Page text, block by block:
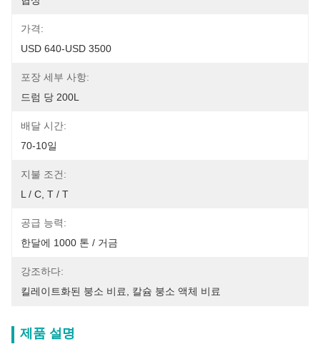
가격:
USD 640-USD 3500
포장 세부 사항:
드럼 당 200L
배달 시간:
70-10일
지불 조건:
L / C, T / T
공급 능력:
한달에 1000 톤 / 거금
강조하다:
킬레이트화된 붕소 비료
칼슘 붕소 액체 비료
제품 설명